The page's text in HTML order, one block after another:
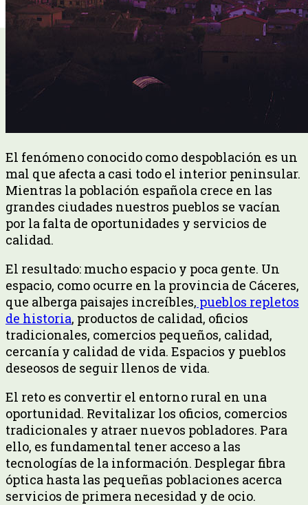
El fenómeno conocido como despoblación es un
mal que afecta a casi todo el interior peninsular.
Mientras la población española crece en las
grandes ciudades nuestros pueblos se vacían
por la falta de oportunidades y servicios de
calidad.
El resultado: mucho espacio y poca gente. Un
espacio, como ocurre en la provincia de Cáceres,
que alberga paisajes increíbles, pueblos repletos
de historia, productos de calidad, oficios
tradicionales, comercios pequeños, calidad,
cercanía y calidad de vida. Espacios y pueblos
deseosos de seguir llenos de vida.
El reto es convertir el entorno rural en una
oportunidad. Revitalizar los oficios, comercios
tradicionales y atraer nuevos pobladores. Para
ello, es fundamental tener acceso a las
tecnologías de la información. Desplegar fibra
óptica hasta las pequeñas poblaciones acerca
servicios de primera necesidad y de ocio.